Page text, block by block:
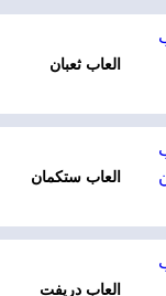
العاب ثعبان
العاب ستكمان
العاب دريفت